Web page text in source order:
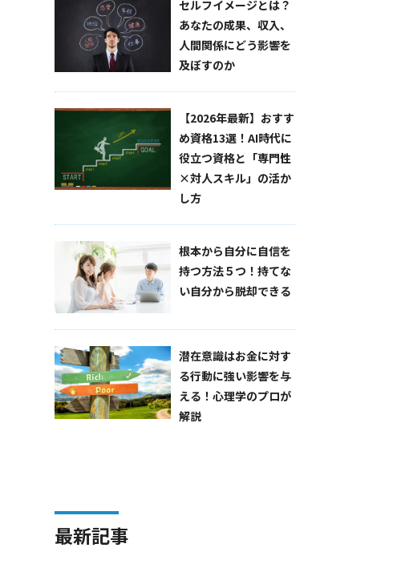
セルフイメージとは？
あなたの成果、収入、
人間関係にどう影響を
及ぼすのか
【2026年最新】おすす
め資格13選！AI時代に
役立つ資格と「専門性
×対人スキル」の活か
し方
根本から自分に自信を
持つ方法５つ！持てな
い自分から脱却できる
潜在意識はお金に対す
る行動に強い影響を与
える！心理学のプロが
解説
最新記事